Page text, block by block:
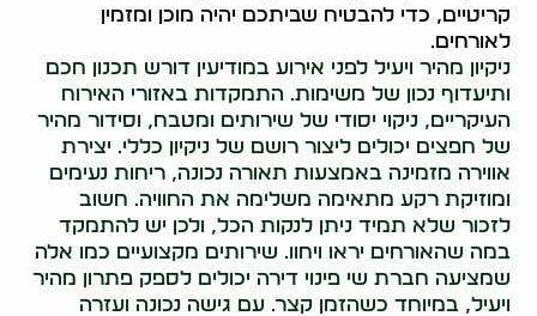
קריטיים, כדי להבטיח שביתכם יהיה מוכן ומזמין
לאורחים.
ניקיון מהיר ויעיל לפני אירוע במודיעין דורש תכנון חכם
ותיעדוף נכון של משימות. התמקדות באזורי האירוח
העיקריים, ניקוי יסודי של שירותים ומטבח, וסידור מהיר
של חפצים יכולים ליצור רושם של ניקיון כללי. יצירת
אווירה מזמינה באמצעות תאורה נכונה, ריחות נעימים
ומוזיקת רקע מתאימה משלימה את החוויה. חשוב
לזכור שלא תמיד ניתן לנקות הכל, ולכן יש להתמקד
במה שהאורחים יראו ויחוו. שירותים מקצועיים כמו אלה
שמציעה חברת שי פינוי דירה יכולים לספק פתרון מהיר
ויעיל, במיוחד כשהזמן קצר. עם גישה נכונה ועזרה